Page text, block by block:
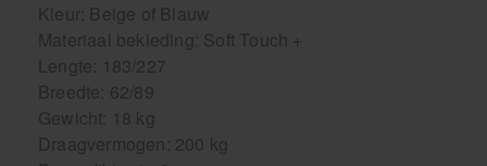
Kleur: Beige of Blauw
Materiaal bekleding: Soft Touch +
Lengte: 183/227
Breedte: 62/89
Gewicht: 18 kg
Draagvermogen: 200 kg